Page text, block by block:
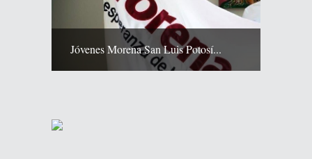
Jóvenes Morena San Luis Potosí...